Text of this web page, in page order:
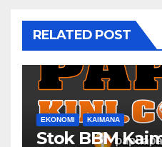
RELATED POST
EKONOMI KAIMANA
Stok BBM